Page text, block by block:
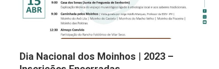
Dia Nacional dos Moinhos | 2023 –